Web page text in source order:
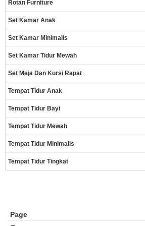
Rotan Furniture
Set Kamar Anak
Set Kamar Minimalis
Set Kamar Tidur Mewah
Set Meja Dan Kursi Rapat
Tempat Tidur Anak
Tempat Tidur Bayi
Tempat Tidur Mewah
Tempat Tidur Minimalis
Tempat Tidur Tingkat
Page